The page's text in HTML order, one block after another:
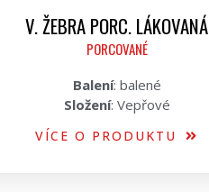
V. ŽEBRA PORC. LÁKOVANÁ
PORCOVANÉ
Balení: balené
Složení: Vepřové
VÍCE O PRODUKTU